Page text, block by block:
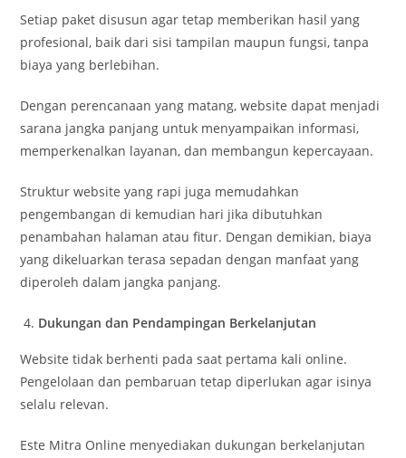
Setiap paket disusun agar tetap memberikan hasil yang
profesional, baik dari sisi tampilan maupun fungsi, tanpa
biaya yang berlebihan.
Dengan perencanaan yang matang, website dapat menjadi
sarana jangka panjang untuk menyampaikan informasi,
memperkenalkan layanan, dan membangun kepercayaan.
Struktur website yang rapi juga memudahkan
pengembangan di kemudian hari jika dibutuhkan
penambahan halaman atau fitur. Dengan demikian, biaya
yang dikeluarkan terasa sepadan dengan manfaat yang
diperoleh dalam jangka panjang.
Dukungan dan Pendampingan Berkelanjutan
Website tidak berhenti pada saat pertama kali online.
Pengelolaan dan pembaruan tetap diperlukan agar isinya
selalu relevan.
Este Mitra Online menyediakan dukungan berkelanjutan